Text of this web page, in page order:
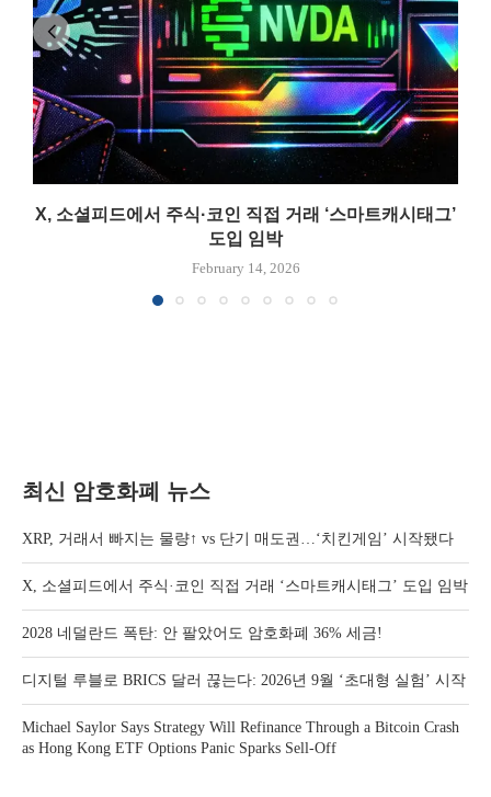
X, 소셜피드에서 주식·코인 직접 거래 ‘스마트캐시태그’
도입 임박
February 14, 2026
최신 암호화폐 뉴스
XRP, 거래서 빠지는 물량↑ vs 단기 매도권…‘치킨게임’ 시작됐다
X, 소셜피드에서 주식·코인 직접 거래 ‘스마트캐시태그’ 도입 임박
2028 네덜란드 폭탄: 안 팔았어도 암호화폐 36% 세금!
디지털 루블로 BRICS 달러 끊는다: 2026년 9월 ‘초대형 실험’ 시작
Michael Saylor Says Strategy Will Refinance Through a Bitcoin Crash
as Hong Kong ETF Options Panic Sparks Sell-Off